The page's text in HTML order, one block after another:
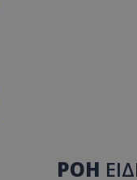
ΡΟΗ